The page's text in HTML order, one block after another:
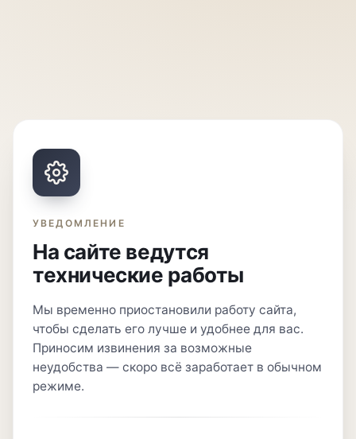
УВЕДОМЛЕНИЕ
На сайте ведутся
технические работы
Мы временно приостановили работу сайта,
чтобы сделать его лучше и удобнее для вас.
Приносим извинения за возможные
неудобства — скоро всё заработает в обычном
режиме.